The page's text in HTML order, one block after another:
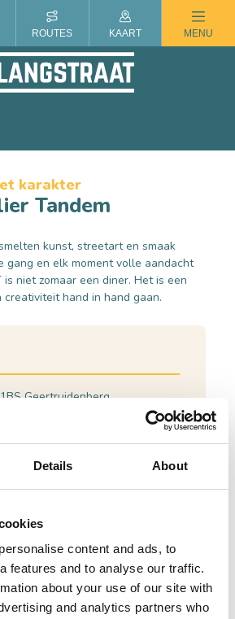
Details About
content and ads, to
features and to analyse our traffic.
about your use of our site with
and analytics partners who
karakter
Tandem
kunst, streetart en smaak
gang en elk moment volle aandacht
is niet zomaar een diner. Het is een
hand in hand gaan.
Geertruidenberg
ROUTES KAART MENU